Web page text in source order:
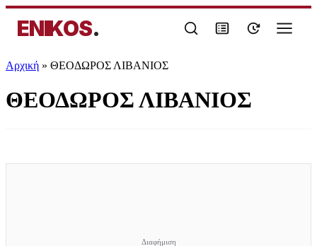
ENIKOS.
Αρχική » ΘΕΟΔΩΡΟΣ ΛΙΒΑΝΙΟΣ
ΘΕΟΔΩΡΟΣ ΛΙΒΑΝΙΟΣ